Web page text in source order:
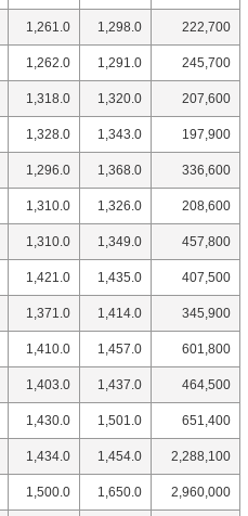
1,261.0 1,298.0 222,700
1,262.0 1,291.0 245,700
1,318.0 1,320.0 207,600
1,328.0 1,343.0 197,900
1,296.0 1,368.0 336,600
1,310.0 1,326.0 208,600
1,310.0 1,349.0 457,800
1,421.0 1,435.0 407,500
1,371.0 1,414.0 345,900
1,410.0 1,457.0 601,800
1,403.0 1,437.0 464,500
1,430.0 1,501.0 651,400
1,434.0 1,454.0 2,288,100
1,500.0 1,650.0 2,960,000